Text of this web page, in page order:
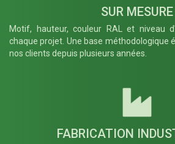
Début spécifiqueoptionnel − Retirer
Poteau *
FR005
Platine
mm
SUR MESURE
Motif, hauteur, couleur RAL et niveau
chaque projet. Une base méthodologique
nos clients depuis plusieurs années.
FABRICATION